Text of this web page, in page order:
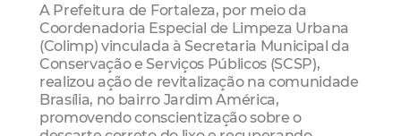
A Prefeitura de Fortaleza, por meio da
Coordenadoria Especial de Limpeza Urbana
(Colimp) vinculada à Secretaria Municipal da
Conservação e Serviços Públicos (SCSP),
realizou ação de revitalização na comunidade
Brasília, no bairro Jardim América,
promovendo conscientização sobre o